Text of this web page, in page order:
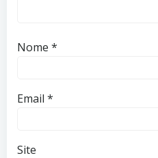
Nome *
Email *
Site